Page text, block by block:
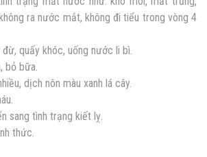
ra nước mắt, không đi tiểu trong vòng 4
quấy khóc, uống nước li bì.
bỏ bữa.
dịch nôn màu xanh lá cây.
sang tình trạng kiết lỵ.
thức.